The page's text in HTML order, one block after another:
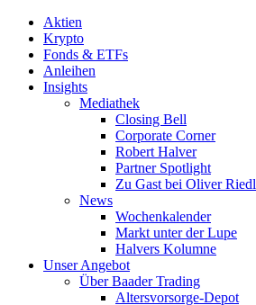
Aktien
Krypto
Fonds & ETFs
Anleihen
Insights
Mediathek
Closing Bell
Corporate Corner
Robert Halver
Partner Spotlight
Zu Gast bei Oliver Riedl
News
Wochenkalender
Markt unter der Lupe
Halvers Kolumne
Unser Angebot
Über Baader Trading
Altersvorsorge-Depot